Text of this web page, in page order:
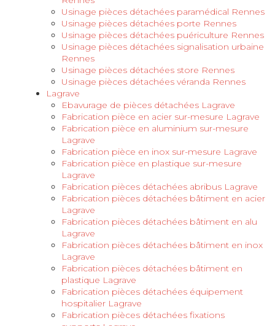
Usinage pièces détachées paramédical Rennes
Usinage pièces détachées porte Rennes
Usinage pièces détachées puériculture Rennes
Usinage pièces détachées signalisation urbaine
Rennes
Usinage pièces détachées store Rennes
Usinage pièces détachées véranda Rennes
Lagrave
Ebavurage de pièces détachées Lagrave
Fabrication pièce en acier sur-mesure Lagrave
Fabrication pièce en aluminium sur-mesure
Lagrave
Fabrication pièce en inox sur-mesure Lagrave
Fabrication pièce en plastique sur-mesure
Lagrave
Fabrication pièces détachées abribus Lagrave
Fabrication pièces détachées bâtiment en acier
Lagrave
Fabrication pièces détachées bâtiment en alu
Lagrave
Fabrication pièces détachées bâtiment en inox
Lagrave
Fabrication pièces détachées bâtiment en
plastique Lagrave
Fabrication pièces détachées équipement
hospitalier Lagrave
Fabrication pièces détachées fixations